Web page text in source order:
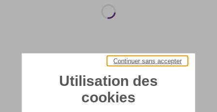
Utilisation des
cookies
Continuer sans accepter